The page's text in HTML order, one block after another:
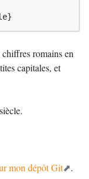
romains en
capitales, et
mon dépôt Git .